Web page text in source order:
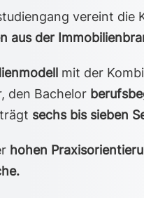
vereint die
aus der
mit der
den Bachelor
sechs bis sieben
hohen